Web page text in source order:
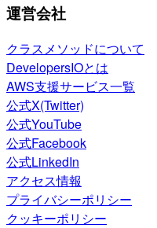
運営会社
クラスメソッドについて
DevelopersIOとは
AWS支援サービス一覧
公式X(Twitter)
公式YouTube
公式Facebook
公式LinkedIn
アクセス情報
プライバシーポリシー
クッキーポリシー